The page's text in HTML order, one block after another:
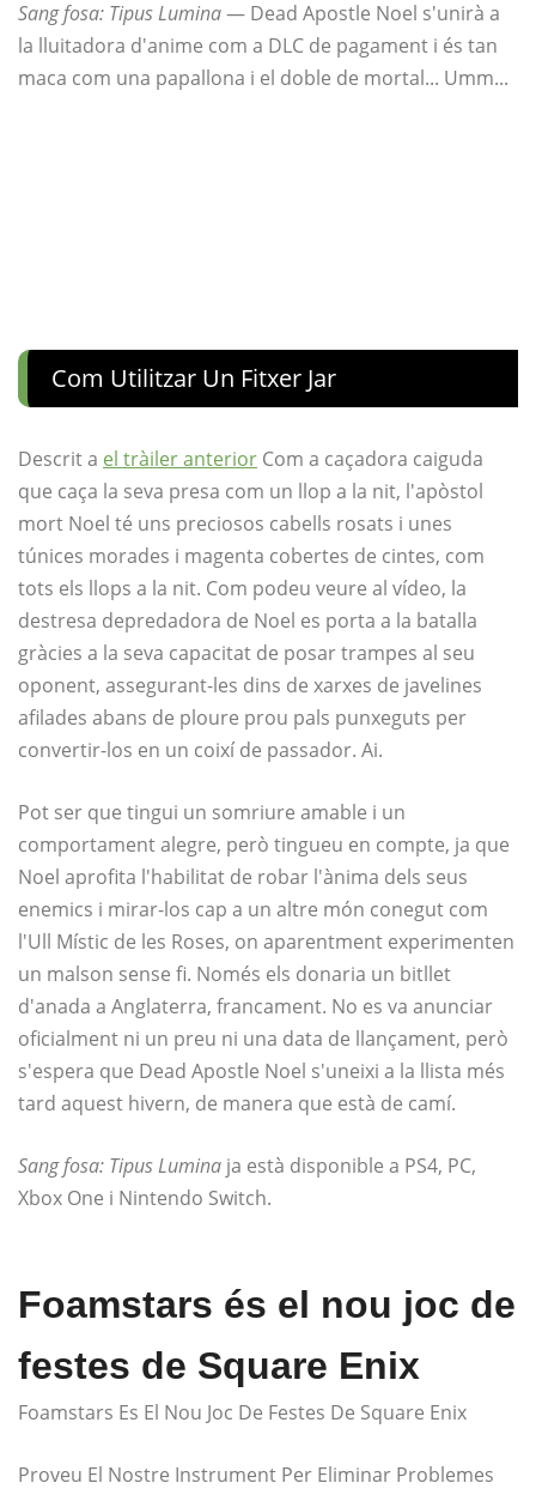
Sang fosa: Tipus Lumina— Dead Apostle Noel s'unirà a
la lluitadora d'anime com a DLC de pagament i és tan
maca com una papallona i el doble de mortal... Umm...
Com Utilitzar Un Fitxer Jar
Descrit a el tràiler anterior Com a caçadora caiguda
que caça la seva presa com un llop a la nit, l'apòstol
mort Noel té uns preciosos cabells rosats i unes
túnices morades i magenta cobertes de cintes, com
tots els llops a la nit. Com podeu veure al vídeo, la
destresa depredadora de Noel es porta a la batalla
gràcies a la seva capacitat de posar trampes al seu
oponent, assegurant-les dins de xarxes de javelines
afilades abans de ploure prou pals punxeguts per
convertir-los en un coixí de passador. Ai.
Pot ser que tingui un somriure amable i un
comportament alegre, però tingueu en compte, ja que
Noel aprofita l'habilitat de robar l'ànima dels seus
enemics i mirar-los cap a un altre món conegut com
l'Ull Místic de les Roses, on aparentment experimenten
un malson sense fi. Només els donaria un bitllet
d'anada a Anglaterra, francament. No es va anunciar
oficialment ni un preu ni una data de llançament, però
s'espera que Dead Apostle Noel s'uneixi a la llista més
tard aquest hivern, de manera que està de camí.
Sang fosa: Tipus Lumina ja està disponible a PS4, PC,
Xbox One i Nintendo Switch.
Foamstars és el nou joc de
festes de Square Enix
Foamstars Es El Nou Joc De Festes De Square Enix
Proveu El Nostre Instrument Per Eliminar Problemes